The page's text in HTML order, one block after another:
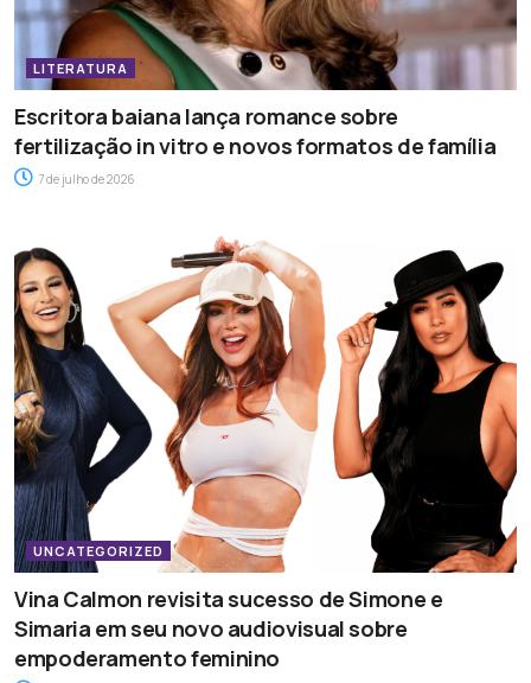
LITERATURA
Escritora baiana lança romance sobre
fertilização in vitro e novos formatos de família
7 de julho de 2026
UNCATEGORIZED
Vina Calmon revisita sucesso de Simone e
Simaria em seu novo audiovisual sobre
empoderamento feminino